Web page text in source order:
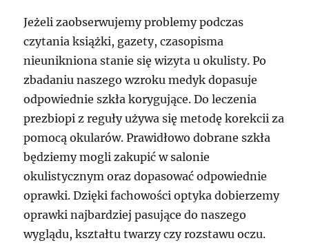
Jeżeli zaobserwujemy problemy podczas
czytania książki, gazety, czasopisma
nieunikniona stanie się wizyta u okulisty. Po
zbadaniu naszego wzroku medyk dopasuje
odpowiednie szkła korygujące. Do leczenia
prezbiopi z reguły używa się metodę korekcii za
pomocą okularów. Prawidłowo dobrane szkła
będziemy mogli zakupić w salonie
okulistycznym oraz dopasować odpowiednie
oprawki. Dzięki fachowości optyka dobierzemy
oprawki najbardziej pasujące do naszego
wyglądu, kształtu twarzy czy rozstawu oczu.